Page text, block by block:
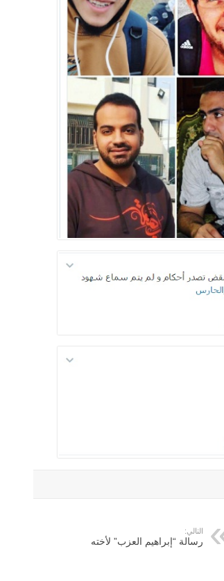
التالي:
رسالة “إبراهيم العزب” لأخته